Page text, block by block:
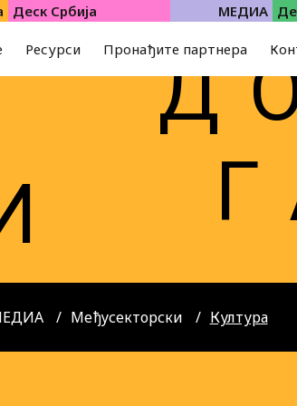
Деск Србија МЕДИА
Ресурси Пронађите партнера
Д
Г
Међусекторски Култура